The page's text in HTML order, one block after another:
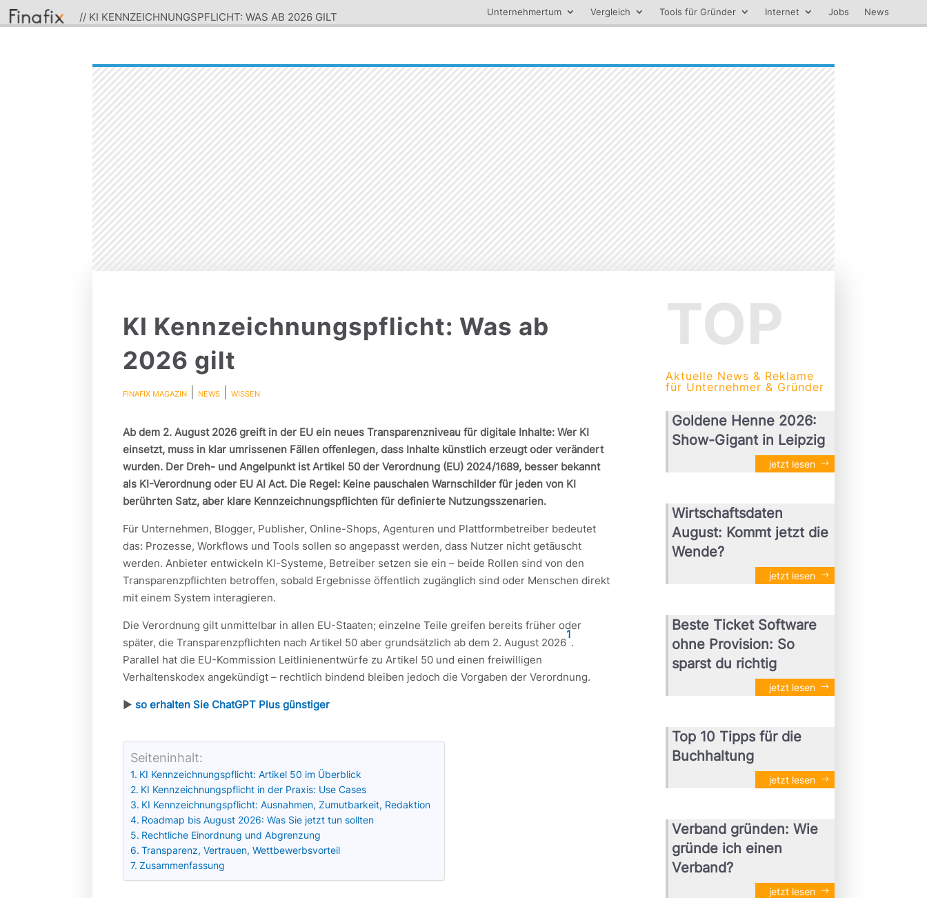
// KI KENNZEICHNUNGSPFLICHT: WAS AB 2026 GILT Unternehmertum Vergleich Tools für Gründer Internet Jobs News
KI Kennzeichnungspflicht: Was ab
2026 gilt
FINAFIX MAGAZIN NEWS |WISSEN
Ab dem 2. August 2026 greift in der EU ein neues Transparenzniveau für digitale Inhalte: Wer KI
einsetzt, muss in klar umrissenen Fällen offenlegen, dass Inhalte künstlich erzeugt oder verändert
wurden. Der Dreh- und Angelpunkt ist Artikel 50 der Verordnung (EU) 2024/1689, besser bekannt
als KI-Verordnung oder EU AI Act. Die Regel: Keine pauschalen Warnschilder für jeden von KI
berührten Satz, aber klare Kennzeichnungspflichten für definierte Nutzungsszenarien.
Für Unternehmen, Blogger, Publisher, Online-Shops, Agenturen und Plattformbetreiber bedeutet
das: Prozesse, Workflows und Tools sollen so angepasst werden, dass Nutzer nicht getäuscht
werden. Anbieter entwickeln KI-Systeme, Betreiber setzen sie ein – beide Rollen sind von den
Transparenzpflichten betroffen, sobald Ergebnisse öffentlich zugänglich sind oder Menschen direkt
mit einem System interagieren.
Die Verordnung gilt unmittelbar in allen EU-Staaten; einzelne Teile greifen bereits früher oder
später, die Transparenzpflichten nach Artikel 50 aber grundsätzlich ab dem 2. August 2026
1
.
Parallel hat die EU-Kommission Leitlinienentwürfe zu Artikel 50 und einen freiwilligen
Verhaltenskodex angekündigt – rechtlich bindend bleiben jedoch die Vorgaben der Verordnung.
►so erhalten Sie ChatGPT Plus günstiger
Seiteninhalt:
KI Kennzeichnungspflicht: Artikel 50 im Überblick
KI Kennzeichnungspflicht in der Praxis: Use Cases
KI Kennzeichnungspflicht: Ausnahmen, Zumutbarkeit, Redaktion
Roadmap bis August 2026: Was Sie jetzt tun sollten
Rechtliche Einordnung und Abgrenzung
Transparenz, Vertrauen, Wettbewerbsvorteil
Zusammenfassung
TOP
Aktuelle News & Reklame
für Unternehmer & Gründer
Goldene Henne 2026:
Show-Gigant in Leipzig
jetzt lesen
Wirtschaftsdaten
August: Kommt jetzt die
Wende?
jetzt lesen
Beste Ticket Software
ohne Provision: So
sparst du richtig
jetzt lesen
Top 10 Tipps für die
Buchhaltung
jetzt lesen
Verband gründen: Wie
gründe ich einen
Verband?
jetzt lesen